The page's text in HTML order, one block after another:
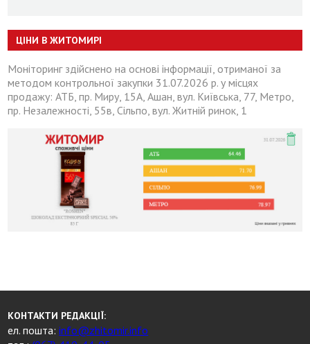
ЦІНИ В ЖИТОМИРІ
Моніторинг здійснено на основі інформації, отриманої за
методом контрольної закупки 31.07.2026 р. у місцях
продажу: АТБ, пр. Миру, 15А, Ашан, вул. Київська, 77, Метро,
пр. Незалежності, 55в, Сільпо, вул. Житній ринок, 1
КОНТАКТИ РЕДАКЦІЇ:
ел. пошта:info@zhitomir.info